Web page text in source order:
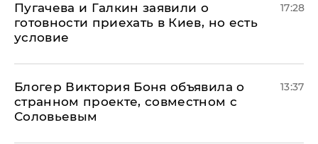
Пугачева и Галкин заявили о
готовности приехать в Киев, но есть
условие
17:28
Блогер Виктория Боня объявила о
странном проекте, совместном с
Соловьевым
13:37